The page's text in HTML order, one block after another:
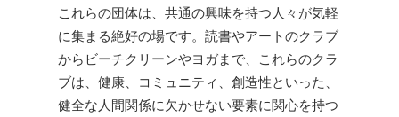
これらの団体は、共通の興味を持つ人々が気軽
に集まる絶好の場です。読書やアートのクラブ
からビーチクリーンやヨガまで、これらのクラ
ブは、健康、コミュニティ、創造性といった、
健全な人間関係に欠かせない要素に関心を持つ